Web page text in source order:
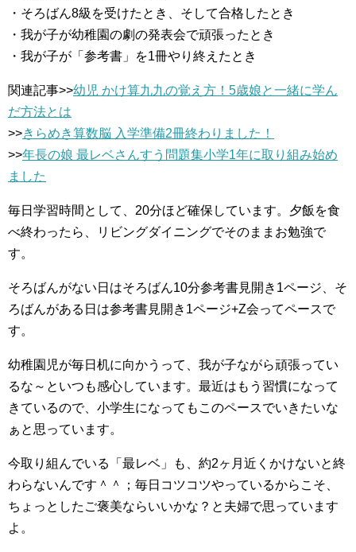
・そろばん8級を受けたとき、そして合格したとき
・我が子が幼稚園の劇の発表会で頑張ったとき
・我が子が「参考書」を1冊やり終えたとき
関連記事>>幼児 かけ算九九の覚え方！5歳娘と一緒に学ん
だ方法とは
>>きらめき算数脳 入学準備2冊終わりました！
>>年長の娘 最レベさんすう問題集小学1年に取り組み始め
ました
毎日学習時間として、20分ほど確保しています。夕飯を食
べ終わったら、リビングダイニングでそのままお勉強で
す。
そろばんがない日はそろばん10分参考書見開き1ページ、そ
ろばんがある日は参考書見開き1ページ+Z会ってペースで
す。
幼稚園児が毎日机に向かうって、我が子ながら頑張ってい
るな～といつも感心しています。最近はもう習慣になって
きているので、小学生になってもこのペースでいきたいな
ぁと思っています。
今取り組んでいる「最レベ」も、約2ヶ月近くかけないと終
わらないんです＾＾；毎日コツコツやっているからこそ、
ちょっとしたご褒美ならいいかな？と夫婦で思っています
よ。